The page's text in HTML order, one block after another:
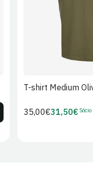
T-shirt Medium
Preço
35,00€Preço
31,50€ Sócio